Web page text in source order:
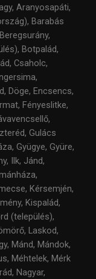
Aranyosapáti,
Barabás
Botpalád,
Csaholc,
Döge, Encsencs,
Fényeslitke,
Gulács
Gyügye, Gyüre,
Ilk, Jánd,
Kérsemjén,
Kispalád,
(település),
Laskod,
Mánd, Mándok,
Méhtelek, Mérk
Nagyar,